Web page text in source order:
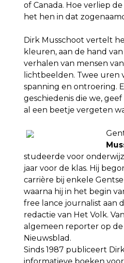
of Canada. Hoe verliep
het hen in dat
Dirk Musschoot vertelt
kleuren, aan de hand
verhalen van mensen
lichtbeelden. Twee uren
spanning en ontroering.
geschiedenis die we,
al een beetje vergeten
studeerde voor
jaar voor de klas. Hij
carrière bij enkele Gentse
waarna hij in het begin
free lance journalist aan
redactie van Het Volk.
algemeen reporter op
Nieuwsblad.
Sinds 1987 publiceert